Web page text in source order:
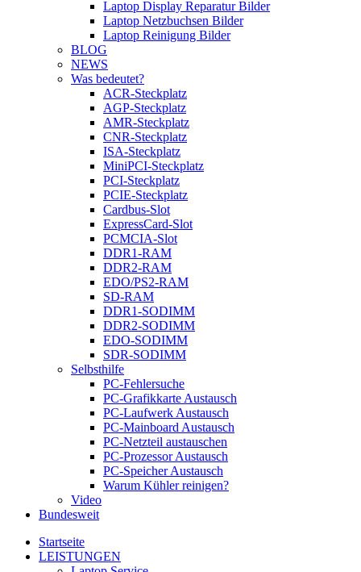
Laptop Display Reparatur Bilder
Laptop Netzbuchsen Bilder
Laptop Reinigung Bilder
BLOG
NEWS
Was bedeutet?
ACR-Steckplatz
AGP-Steckplatz
AMR-Steckplatz
CNR-Steckplatz
ISA-Steckplatz
MiniPCI-Steckplatz
PCI-Steckplatz
PCIE-Steckplatz
Cardbus-Slot
ExpressCard-Slot
PCMCIA-Slot
DDR1-RAM
DDR2-RAM
EDO/PS2-RAM
SD-RAM
DDR1-SODIMM
DDR2-SODIMM
EDO-SODIMM
SDR-SODIMM
Selbsthilfe
PC-Fehlersuche
PC-Grafikkarte Austausch
PC-Laufwerk Austausch
PC-Mainboard Austausch
PC-Netzteil austauschen
PC-Prozessor Austausch
PC-Speicher Austausch
Warum Kühler reinigen?
Video
Bundesweit
Startseite
LEISTUNGEN